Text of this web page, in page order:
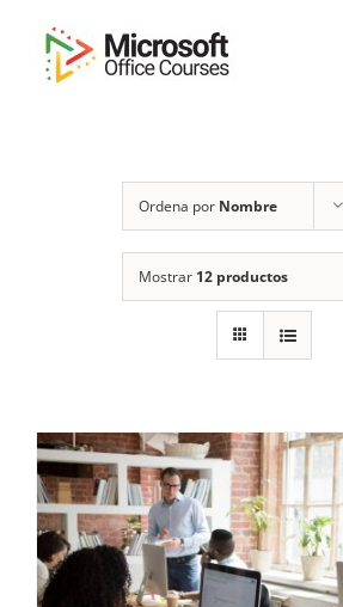
contenido
Sobre Nosotros
Cursos
Masters
Testimonios
Contactanos
Ordena por Nombre
Mostrar 12 productos